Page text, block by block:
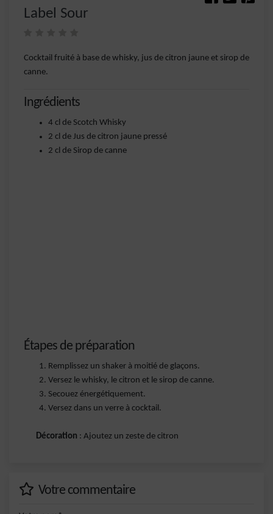
Label Sour
Cocktail fruité à base de whisky, jus de citron jaune et sirop de
canne.
Ingrédients
4 cl de Scotch Whisky
2 cl de Jus de citron jaune pressé
2 cl de Sirop de canne
Étapes de préparation
Remplissez un shaker à moitié de glaçons.
Versez le whisky, le citron et le sirop de canne.
Secouez énergétiquement.
Versez dans un verre à cocktail.
Décoration : Ajoutez un zeste de citron
Votre commentaire